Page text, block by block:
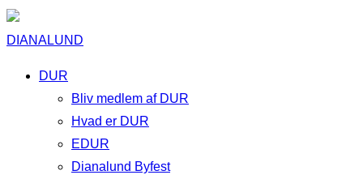
DIANALUND
DUR
Bliv medlem af DUR
Hvad er DUR
EDUR
Dianalund Byfest